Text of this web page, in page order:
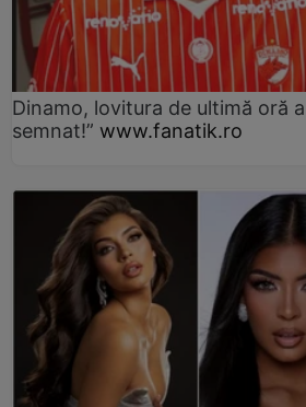
Dinamo, lovitura de ultimă oră
semnat!” www.fanatik.ro